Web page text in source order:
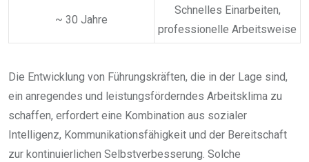
~ 30 Jahre
Schnelles Einarbeiten,
professionelle Arbeitsweise
Die Entwicklung von Führungskräften, die in der Lage sind,
ein anregendes und leistungsförderndes Arbeitsklima zu
schaffen, erfordert eine Kombination aus sozialer
Intelligenz, Kommunikationsfähigkeit und der Bereitschaft
zur kontinuierlichen Selbstverbesserung. Solche